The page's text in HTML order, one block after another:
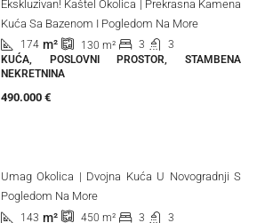
Ekskluzivan! Kaštel Okolica | Prekrasna Kamena
Kuća Sa Bazenom I Pogledom Na More
174 m² 130 m² 3
3
KUĆA, POSLOVNI PROSTOR, STAMBENA
NEKRETNINA
490.000 €
Umag Okolica | Dvojna Kuća U Novogradnji S
Pogledom Na More
143 m² 450 m² 3
3